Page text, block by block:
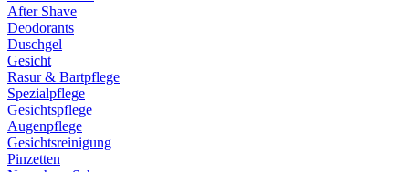
After Shave
Deodorants
Duschgel
Gesicht
Rasur & Bartpflege
Spezialpflege
Gesichtspflege
Augenpflege
Gesichtsreinigung
Pinzetten